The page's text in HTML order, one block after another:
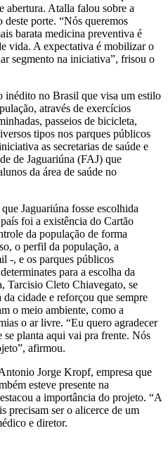
abertura. Atalla falou sobre a
porte. “Nós queremos
barata medicina preventiva é
vida. A expectativa é mobilizar o
segmento na iniciativa”, frisou o
inédito no Brasil que visa um estilo
através de exercícios
passeios de bicicleta,
tipos nos parques públicos
as secretarias de saúde e
de Jaguariúna (FAJ) que
da área de saúde no
Jaguariúna fosse escolhida
foi a existência do Cartão
da população de forma
o perfil da população, a
-, e os parques públicos
para a escolha da
Tarcisio Cleto Chiavegato, se
cidade e reforçou que sempre
o meio ambiente, como a
o ar livre. “Eu quero agradecer
se planta aqui vai pra frente. Nós
afirmou.
Jorge Kropf, empresa que
esteve presente na
a importância do projeto. “A
precisam ser o alicerce de um
e diretor.